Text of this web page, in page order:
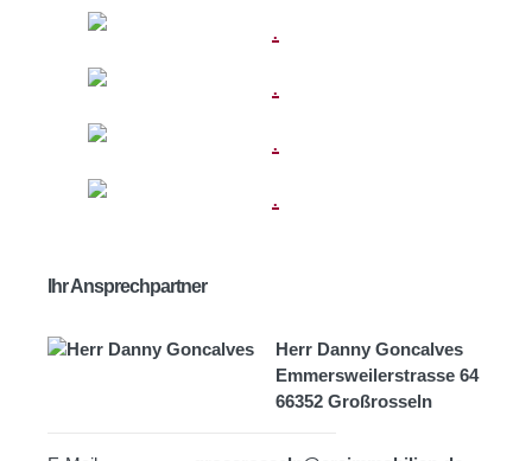
Ihr Ansprechpartner
Herr Danny Goncalves
Emmersweilerstrasse 64
66352 Großrosseln